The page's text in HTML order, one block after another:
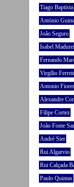
Tiago Baptista
António
João Seguro
Isabel
Fernando
Virgílio
Antonio
Alexandre
Filipe Cortez
João Fonte
André Sier
Rui Algarvio
Rui Calçada
Paulo Quintas